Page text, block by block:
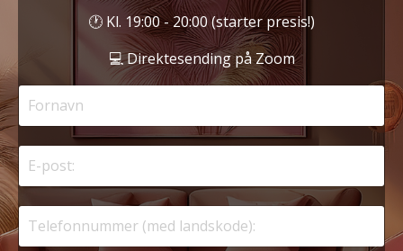
🕐 Kl. 19:00 - 20:00 (starter presis!)
💻 Direktesending på Zoom